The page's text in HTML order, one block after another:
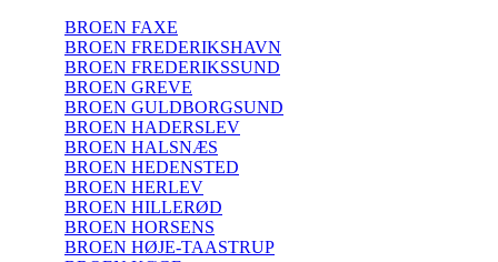
BROEN FAXE
BROEN FREDERIKSHAVN
BROEN FREDERIKSSUND
BROEN GREVE
BROEN GULDBORGSUND
BROEN HADERSLEV
BROEN HALSNÆS
BROEN HEDENSTED
BROEN HERLEV
BROEN HILLERØD
BROEN HORSENS
BROEN HØJE-TAASTRUP